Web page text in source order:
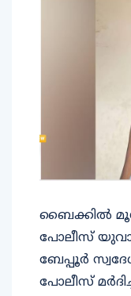
ബൈക്കിൽ
പോലീസ്
ബേപ്പൂർ
പോലീസ്